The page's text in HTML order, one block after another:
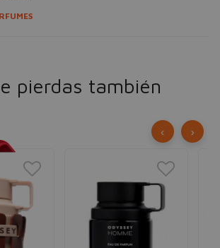
pierdas también
‹ ›